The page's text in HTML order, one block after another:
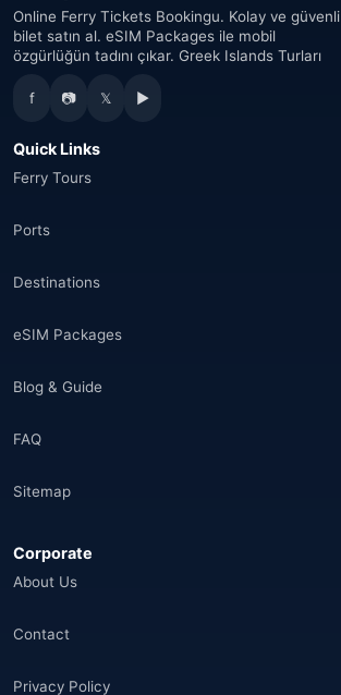
Online Ferry Tickets Bookingu. Kolay ve güvenli
bilet satın al. eSIM Packages ile mobil
özgürlüğün tadını çıkar. Greek Islands Turları
f 📷 𝕏 ▶
Quick Links
Ferry Tours
Ports
Destinations
eSIM Packages
Blog & Guide
FAQ
Sitemap
Corporate
About Us
Contact
Privacy Policy